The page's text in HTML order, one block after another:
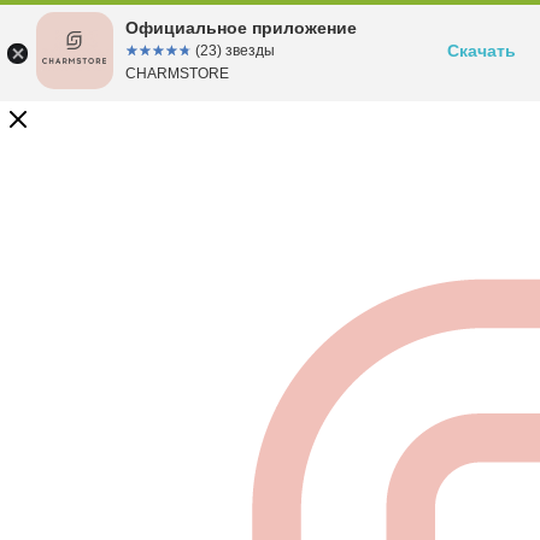
Официальное приложение
☆☆☆☆☆
★★★★★ (23) звезды
CHARMSTORE
Скачать